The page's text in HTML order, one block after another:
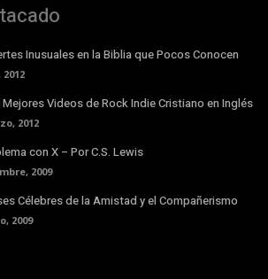
Inusuales en la Biblia que Pocos Conocen
Videos de Rock Indie Cristiano en Inglés
2012
con X – Por C.S. Lewis
2009
Célebres de la Amistad y el Compañerismo
2009